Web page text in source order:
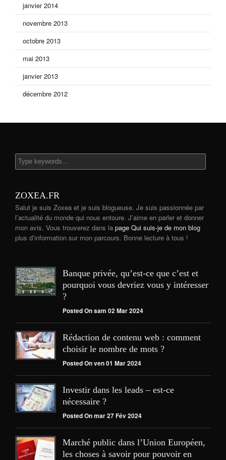
janvier 2014
novembre 2013
octobre 2013
mai 2013
janvier 2013
décembre 2012
ZOXEA.FR
Salut je suis Zoxea et je suis blogueuse. Je suis passionnée par
l’actualité du monde qui nous entoure. J’aime en parler et donner
mon avis. Vous trouverez dans la page Qui suis-je de mon blog
plus d’information sur mon parcours. Bonne lecture à tous !
Banque privée, qu’est-ce que c’est et
pourquoi vous devriez vous y intéresser
?
Posted On sam 02 Mar 2024
Rédaction de contenu web : comment
choisir le nombre de mots ?
Posted On ven 01 Mar 2024
Investir dans les leads – est-ce
nécessaire ?
Posted On mar 27 Fév 2024
Marché public dans l’Union Européen,
les choses à savoir pour pouvoir en